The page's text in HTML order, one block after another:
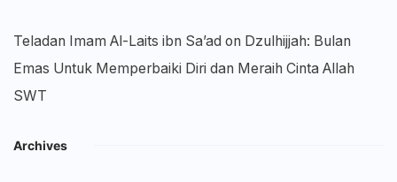
Teladan Imam Al-Laits ibn Sa’ad on Dzulhijjah: Bulan
Emas Untuk Memperbaiki Diri dan Meraih Cinta Allah
SWT
Archives